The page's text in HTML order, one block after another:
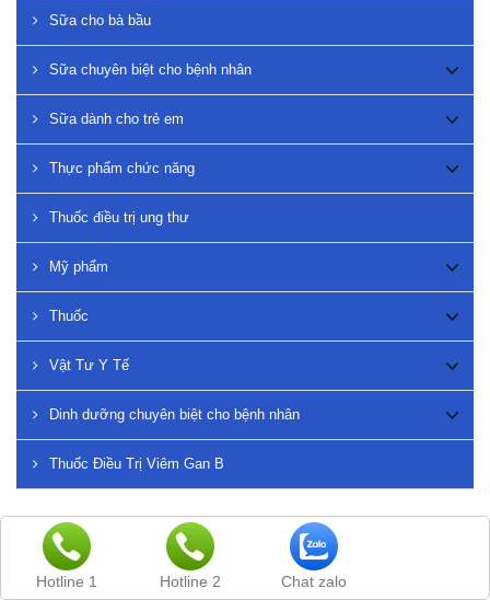
Sữa cho bà bầu
Sữa chuyên biệt cho bệnh nhân
Sữa dành cho trẻ em
Thực phẩm chức năng
Thuốc điều trị ung thư
Mỹ phẩm
Thuốc
Vật Tư Y Tế
Dinh dưỡng chuyên biệt cho bệnh nhân
Thuốc Điều Trị Viêm Gan B
Hiển thị
Hotline 1 Hotline 2 Chat zalo